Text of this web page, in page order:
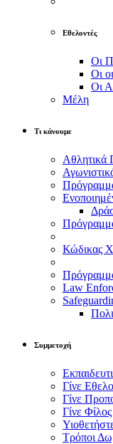
Εθελοντές
Οι
Οι
Οι
Μέλη
Τι κάνουμε
Αθλητικά
Κώδικας
Law
Συμμετοχή
Γίνε
Γίνε
Γίνε Φίλος
Τρόποι